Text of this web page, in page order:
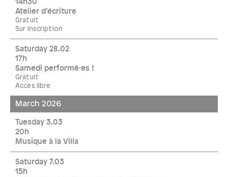
14h30
Atelier d’écriture
Gratuit
Sur inscription
Saturday 28.02
17h
Samedi performé·es !
Gratuit
Accès libre
March 2026
Tuesday 3.03
20h
Musique à la Villa
Saturday 7.03
15h